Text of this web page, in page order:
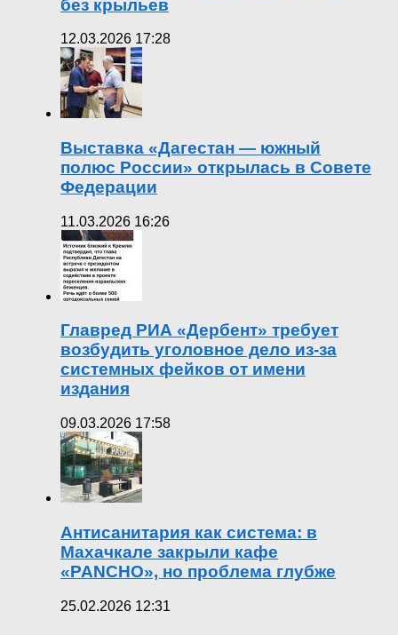
без крыльев
12.03.2026 17:28
Выставка «Дагестан — южный
полюс России» открылась в Совете
Федерации
11.03.2026 16:26
Главред РИА «Дербент» требует
возбудить уголовное дело из-за
системных фейков от имени
издания
09.03.2026 17:58
Антисанитария как система: в
Махачкале закрыли кафе
«PANCHO», но проблема глубже
25.02.2026 12:31